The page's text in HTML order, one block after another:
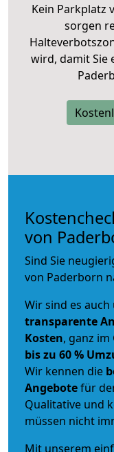
Kein Parkplatz
sorgen
wird, damit Sie
von
Sind Sie
von Paderborn
Wir sind es
transparente
Kosten, ganz im
bis zu 60 %
Wir kennen die
Angebotefür
Qualitative und
müssen nicht
Mit unserem